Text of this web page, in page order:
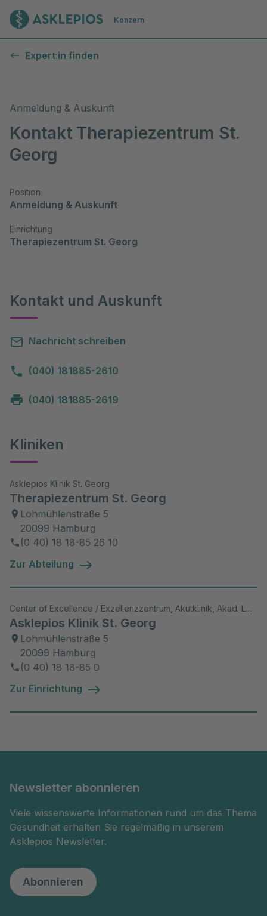
Zur Startseite
Konzern
Expert:in finden
Anmeldung & Auskunft
Kontakt Therapiezentrum St.
Georg
Position
Anmeldung & Auskunft
Einrichtung
Therapiezentrum St. Georg
Kontakt und Auskunft
Nachricht schreiben
(040) 181885-2610
(040) 181885-2619
Kliniken
Asklepios Klinik St. Georg
Therapiezentrum St. Georg
Lohmühlenstraße 5
20099 Hamburg
(0 40) 18 18-85 26 10
Zur Abteilung
Center of Excellence / Exzellenzzentrum, Akutklinik, Akad. Lehrkrankenhaus, Wiss. Aktivitäten
Asklepios Klinik St. Georg
Lohmühlenstraße 5
20099 Hamburg
(0 40) 18 18-85 0
Zur Einrichtung
Newsletter abonnieren
Viele wissenswerte Informationen rund um das Thema
Gesundheit erhalten Sie regelmäßig in unserem
Asklepios Newsletter.
Abonnieren